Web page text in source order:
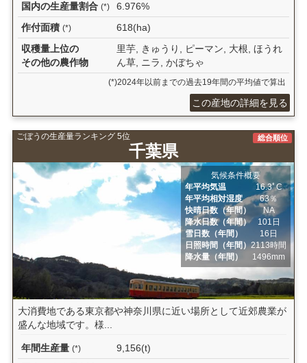
国内の生産量割合 (*)
6.976%
作付面積 (*)
618(ha)
収穫量上位の
その他の農作物
里芋, きゅうり, ピーマン, 大根, ほうれ
ん草, ニラ, かぼちゃ
(*)2024年以前までの過去19年間の平均値で算出
この産地の詳細を見る
ごぼうの生産量ランキング 5位
千葉県
総合順位
気候条件概要
年平均気温
16.3ﾟC
年平均相対湿度
63％
快晴日数（年間）
NA
降水日数（年間）
101日
雪日数（年間）
16日
日照時間（年間）2113時間
降水量（年間）
1496mm
大消費地である東京都や神奈川県に近い場所として近郊農業が
盛んな地域です。様...
年間生産量 (*)
9,156(t)